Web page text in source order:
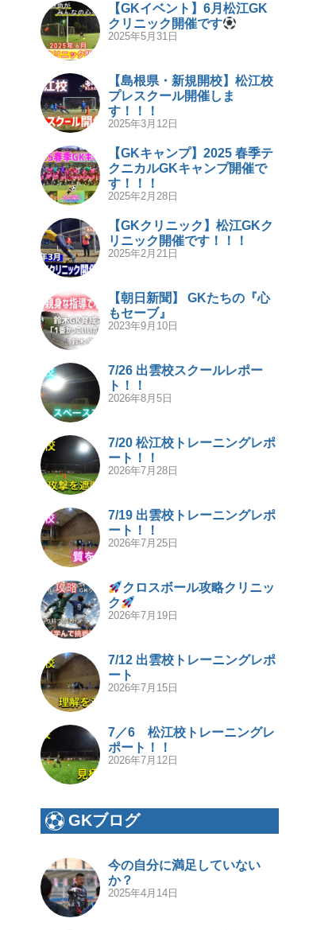
【GKイベント】6月松江GK
クリニック開催です
2025年5月31日
【島根県・新規開校】松江校
プレスクール開催しま
す！！！
2025年3月12日
【GKキャンプ】2025 春季テ
クニカルGKキャンプ開催で
す！！！
2025年2月28日
【GKクリニック】松江GKク
リニック開催です！！！
2025年2月21日
【朝日新聞】 GKたちの『心
もセーブ』
2023年9月10日
7/26 出雲校スクールレポー
ト！！
2026年8月5日
7/20 松江校トレーニングレポ
ート！！
2026年7月28日
7/19 出雲校トレーニングレポ
ート！！
2026年7月25日
クロスボール攻略クリニッ
ク
2026年7月19日
7/12 出雲校トレーニングレポ
ート
2026年7月15日
7／6 松江校トレーニングレ
ポート！！
2026年7月12日
GKブログ
今の自分に満足していない
か？
2025年4月14日